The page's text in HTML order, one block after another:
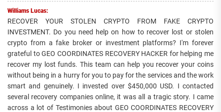
Williams Lucas:
RECOVER YOUR STOLEN CRYPTO FROM FAKE CRYPTO
INVESTMENT. Do you need help on how to recover lost or stolen
crypto from a fake broker or investment platforms? I'm forever
grateful to GEO COORDINATES RECOVERY HACKER for helping me
recover my lost funds. This team can help you recover your coins
without being in a hurry for you to pay for the services and the work
smart and genuinely. I invested over $450,000 USD. I contacted
several recovery companies online, it was all a tragic story. I came
across a lot of Testimonies about GEO COORDINATES RECOVERY